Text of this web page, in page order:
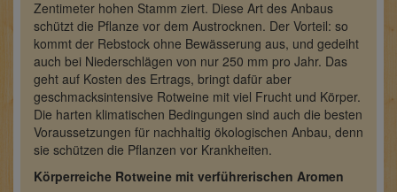
Zentimeter hohen Stamm ziert. Diese Art des Anbaus
schützt die Pflanze vor dem Austrocknen. Der Vorteil: so
kommt der Rebstock ohne Bewässerung aus, und gedeiht
auch bei Niederschlägen von nur 250 mm pro Jahr. Das
geht auf Kosten des Ertrags, bringt dafür aber
geschmacksintensive Rotweine mit viel Frucht und Körper.
Die harten klimatischen Bedingungen sind auch die besten
Voraussetzungen für nachhaltig ökologischen Anbau, denn
sie schützen die Pflanzen vor Krankheiten.
Körperreiche Rotweine mit verführerischen Aromen